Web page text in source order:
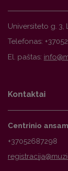
Universiteto g. 3,
Telefonas:
El. paštas:
Kontaktai
Centrinio
+37052687298